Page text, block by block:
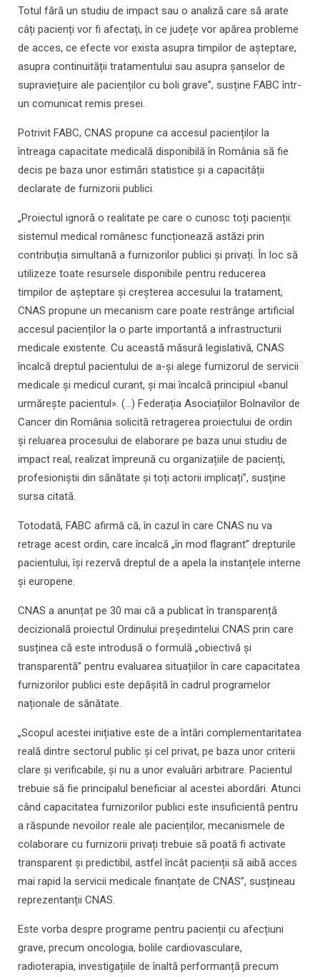
Totul fără un studiu de impact sau o analiză care să arate
câți pacienți vor fi afectați, în ce județe vor apărea probleme
de acces, ce efecte vor exista asupra timpilor de așteptare,
asupra continuității tratamentului sau asupra șanselor de
supraviețuire ale pacienților cu boli grave”, susține FABC într-
un comunicat remis presei.
Potrivit FABC, CNAS propune ca accesul pacienților la
întreaga capacitate medicală disponibilă în România să fie
decis pe baza unor estimări statistice și a capacității
declarate de furnizorii publici.
„Proiectul ignoră o realitate pe care o cunosc toți pacienții:
sistemul medical românesc funcționează astăzi prin
contribuția simultană a furnizorilor publici și privați. În loc să
utilizeze toate resursele disponibile pentru reducerea
timpilor de așteptare și creșterea accesului la tratament,
CNAS propune un mecanism care poate restrânge artificial
accesul pacienților la o parte importantă a infrastructurii
medicale existente. Cu această măsură legislativă, CNAS
încalcă dreptul pacientului de a-și alege furnizorul de servicii
medicale și medicul curant, și mai încalcă principiul «banul
urmărește pacientul». (...) Federația Asociațiilor Bolnavilor de
Cancer din România solicită retragerea proiectului de ordin
și reluarea procesului de elaborare pe baza unui studiu de
impact real, realizat împreună cu organizațiile de pacienți,
profesioniștii din sănătate și toți actorii implicați”, susține
sursa citată.
Totodată, FABC afirmă că, în cazul în care CNAS nu va
retrage acest ordin, care încalcă „în mod flagrant” drepturile
pacientului, își rezervă dreptul de a apela la instanțele interne
și europene.
CNAS a anunțat pe 30 mai că a publicat în transparență
decizională proiectul Ordinului președintelui CNAS prin care
susținea că este introdusă o formulă „obiectivă și
transparentă” pentru evaluarea situațiilor în care capacitatea
furnizorilor publici este depășită în cadrul programelor
naționale de sănătate.
„Scopul acestei inițiative este de a întări complementaritatea
reală dintre sectorul public și cel privat, pe baza unor criterii
clare și verificabile, și nu a unor evaluări arbitrare. Pacientul
trebuie să fie principalul beneficiar al acestei abordări. Atunci
când capacitatea furnizorilor publici este insuficientă pentru
a răspunde nevoilor reale ale pacienților, mecanismele de
colaborare cu furnizorii privați trebuie să poată fi activate
transparent și predictibil, astfel încât pacienții să aibă acces
mai rapid la servicii medicale finanțate de CNAS”, susțineau
reprezentanții CNAS.
Este vorba despre programe pentru pacienții cu afecțiuni
grave, precum oncologia, bolile cardiovasculare,
radioterapia, investigațiile de înaltă performanță precum